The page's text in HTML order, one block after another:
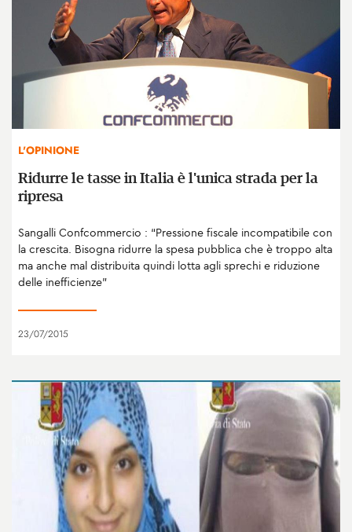
L'OPINIONE
Ridurre le tasse in Italia è l'unica strada per la
ripresa
Sangalli Confcommercio : “Pressione fiscale incompatibile con
la crescita. Bisogna ridurre la spesa pubblica che è troppo alta
ma anche mal distribuita quindi lotta agli sprechi e riduzione
delle inefficienze"
23/07/2015